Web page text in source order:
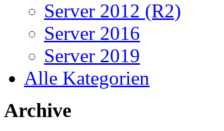
Server 2012 (R2)
Server 2016
Server 2019
Alle Kategorien
Archive